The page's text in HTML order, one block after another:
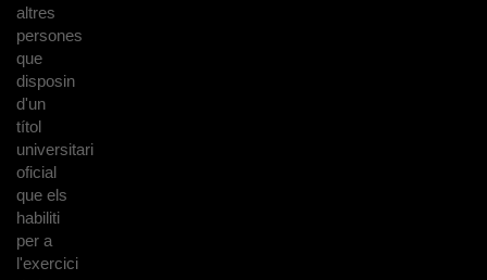
altres
persones
que
disposin
d'un
títol
universitari
oficial
que els
habiliti
per a
l'exercici